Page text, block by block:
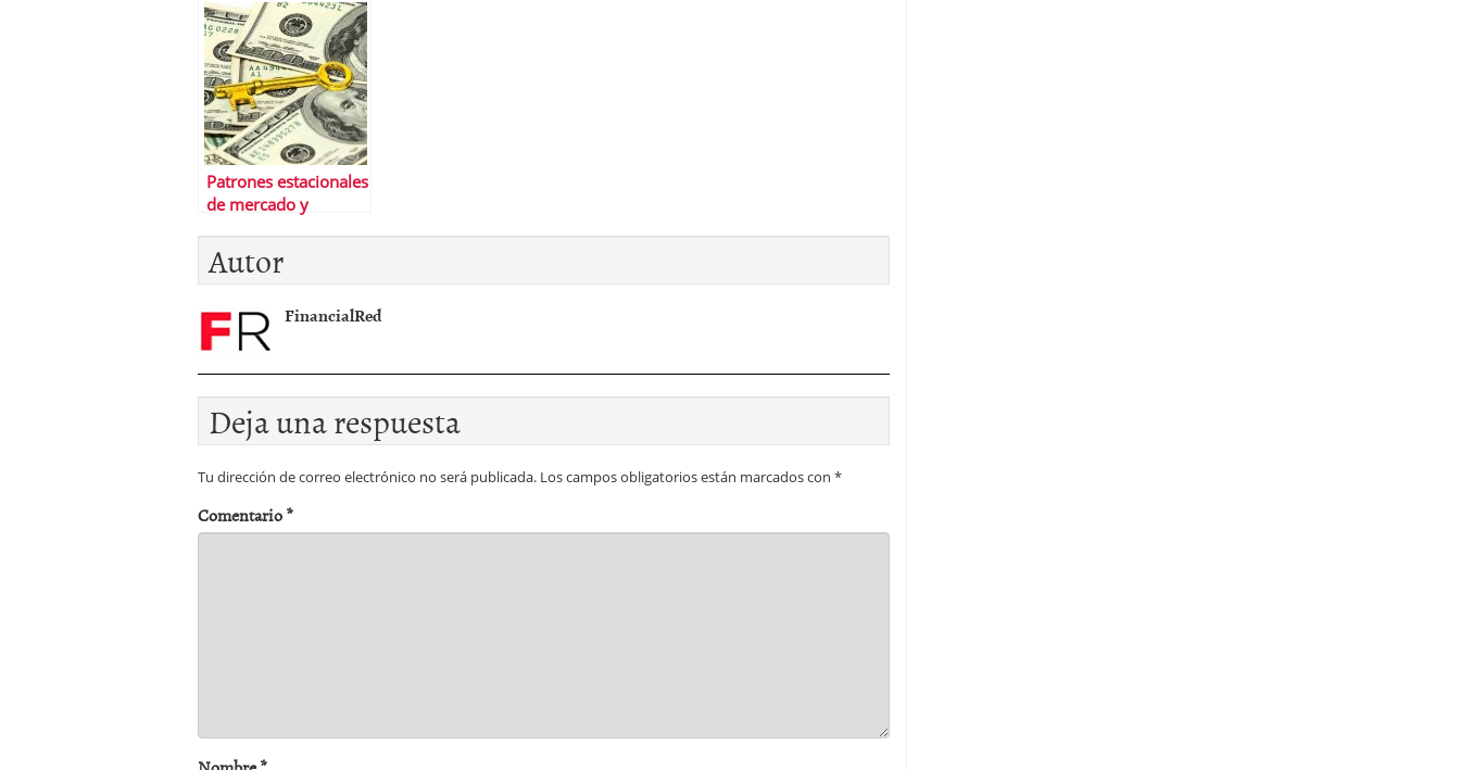
Patrones estacionales
de mercado y
2013
Autor
FinancialRed
Deja una respuesta
Tu dirección de correo electrónico no será publicada. Los campos obligatorios están marcados con *
Comentario*